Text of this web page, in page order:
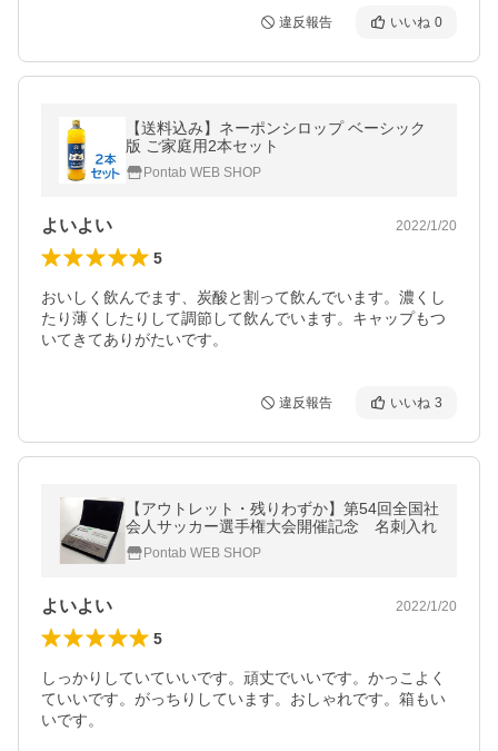
違反報告 いいね 0
【送料込み】ネーポンシロップ ベーシック
版 ご家庭用2本セット
Pontab WEB SHOP
よいよい 2022/1/20
5
おいしく飲んでます、炭酸と割って飲んでいます。濃くし
たり薄くしたりして調節して飲んでいます。キャップもつ
いてきてありがたいです。
違反報告 いいね 3
【アウトレット・残りわずか】第54回全国社
会人サッカー選手権大会開催記念 名刺入れ
Pontab WEB SHOP
よいよい 2022/1/20
5
しっかりしていていいです。頑丈でいいです。かっこよく
ていいです。がっちりしています。おしゃれです。箱もい
いです。